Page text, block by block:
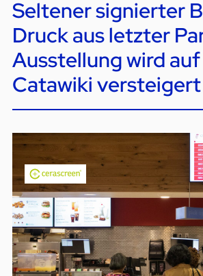
Seltener signierter
Druck aus letzter
Ausstellung wird auf
Catawiki versteigert